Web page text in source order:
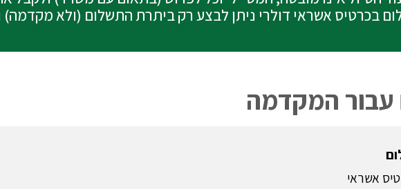
בכרטיס אשראי דולרי ניתן לבצע רק ביתרת התשלום (ולא
עבור המקדמה
אשראי